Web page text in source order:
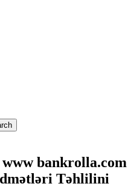
bankrolla.com
Təhlilini